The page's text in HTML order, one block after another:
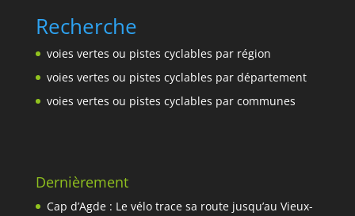
Recherche
voies vertes ou pistes cyclables par région
voies vertes ou pistes cyclables par département
voies vertes ou pistes cyclables par communes
Dernièrement
Cap d’Agde : Le vélo trace sa route jusqu’au Vieux-